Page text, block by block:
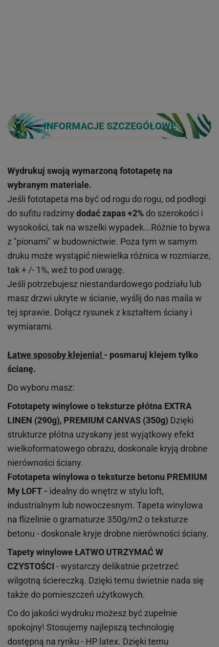
INFORMACJE SZCZEGÓŁOWE
Wydrukuj swoją wymarzoną fototapetę na
wybranym materiale.
Jeśli fototapeta ma być od rogu do rogu, od podłogi
do sufitu radzimy dodać zapas +2% do szerokości i
wysokości, tak na wszelki wypadek...Różnie to bywa
z "pionami" w budownictwie. Poza tym w samym
druku może wystąpić niewielka różnica w rozmiarze,
tak + /- 1%, weź to pod uwagę.
Jeśli potrzebujesz niestandardowego podziału lub
masz drzwi ukryte w ścianie, wyślij do nas maila w
tej sprawie. Dołącz rysunek z kształtem ściany i
wymiarami.
Łatwe sposoby klejenia! - posmaruj klejem tylko
ścianę.
Do wyboru masz:
Fototapety winylowe oteksturze płótna EXTRA
LINEN (290g), PREMIUM CANVAS (350g) Dzięki
strukturze płótna uzyskany jest wyjątkowy efekt
wielkoformatowego obrazu, doskonale kryją drobne
nierówności ściany.
Fototapeta winylowa oteksturze betonu PREMIUM
My LOFT - idealny do wnętrz w stylu loft,
industrialnym lub nowoczesnym. Tapeta winylowa
na flizelinie o gramaturze 350g/m2 o teksturze
betonu - doskonale kryje drobne nierówności ściany.
Tapety winyloweŁATWO UTRZYMAĆ W
CZYSTOŚCI - wystarczy delikatnie przetrzeć
wilgotną ściereczką. Dzięki temu świetnie nada się
także do pomieszczeń użytkowych.
Co do jakości wydruku możesz być zupełnie
spokojny! Stosujemy najlepszą technologię
dostępną na rynku - HP latex. Dzięki temu